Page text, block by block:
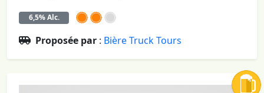
6,5% Alc.
Proposée par : Bière Truck Tours